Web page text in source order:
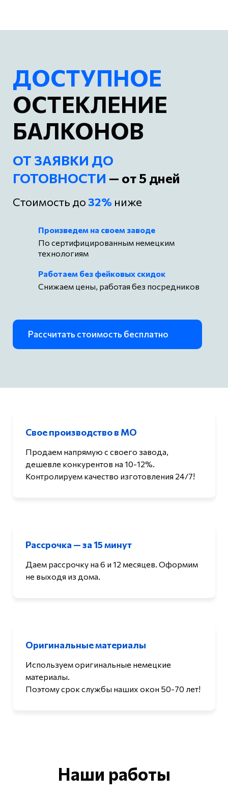
ДОСТУПНОЕ
ОСТЕКЛЕНИЕ
БАЛКОНОВ
ОТ ЗАЯВКИ ДО
ГОТОВНОСТИ — от 5 дней
Стоимость до32% ниже
Произведем на своем заводе
По сертифицированным немецким
технологиям
Работаем без фейковых скидок
Снижаем цены, работая без посредников
Рассчитать стоимость бесплатно
Свое производство в МО
Продаем напрямую с своего завода,
дешевле конкурентов на 10-12%.
Контролируем качество изготовления 24/7!
Рассрочка — за 15 минут
Даем рассрочку на 6 и 12 месяцев. Оформим
не выходя из дома.
Оригинальные материалы
Используем оригинальные немецкие
материалы.
Поэтому срок службы наших окон 50-70 лет!
Наши работы